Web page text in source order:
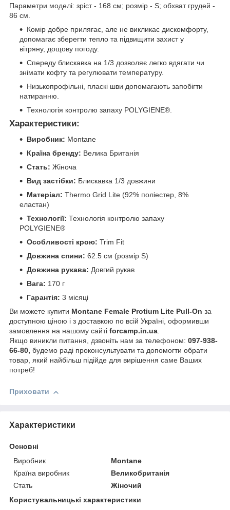
Параметри моделі: зріст - 168 см; розмір - S; обхват грудей -
86 см.
Комір добре прилягає, але не викликає дискомфорту,
допомагає зберегти тепло та підвищити захист у
вітряну, дощову погоду.
Спереду блискавка на 1/3 дозволяє легко вдягати чи
знімати кофту та регулювати температуру.
Низькопрофільні, пласкі шви допомагають запобігти
натиранню.
Технологія контролю запаху POLYGIENE®.
Характеристики:
Виробник: Montane
Країна бренду: Велика Британія
Стать: Жіноча
Вид застібки: Блискавка 1/3 довжини
Матеріал: Thermo Grid Lite (92% поліестер, 8%
еластан)
Технології: Технологія контролю запаху
POLYGIENE®
Особливості крою: Trim Fit
Довжина спини: 62.5 см (розмір S)
Довжина рукава: Довгий рукав
Вага: 170 г
Гарантія: 3 місяці
Ви можете купити Montane Female Protium Lite Pull-On за
доступною ціною і з доставкою по всій Україні, оформивши
замовлення на нашому сайті forcamp.in.ua.
Якщо виникли питання, дзвоніть нам за телефоном: 097-938-
66-80, будемо раді проконсультувати та допомогти обрати
товар, який найбільш підійде для вирішення саме Ваших
потреб!
Приховати
Характеристики
Основні
Виробник
Montane
Країна виробник
Великобританія
Стать
Жіночий
Користувальницькі характеристики